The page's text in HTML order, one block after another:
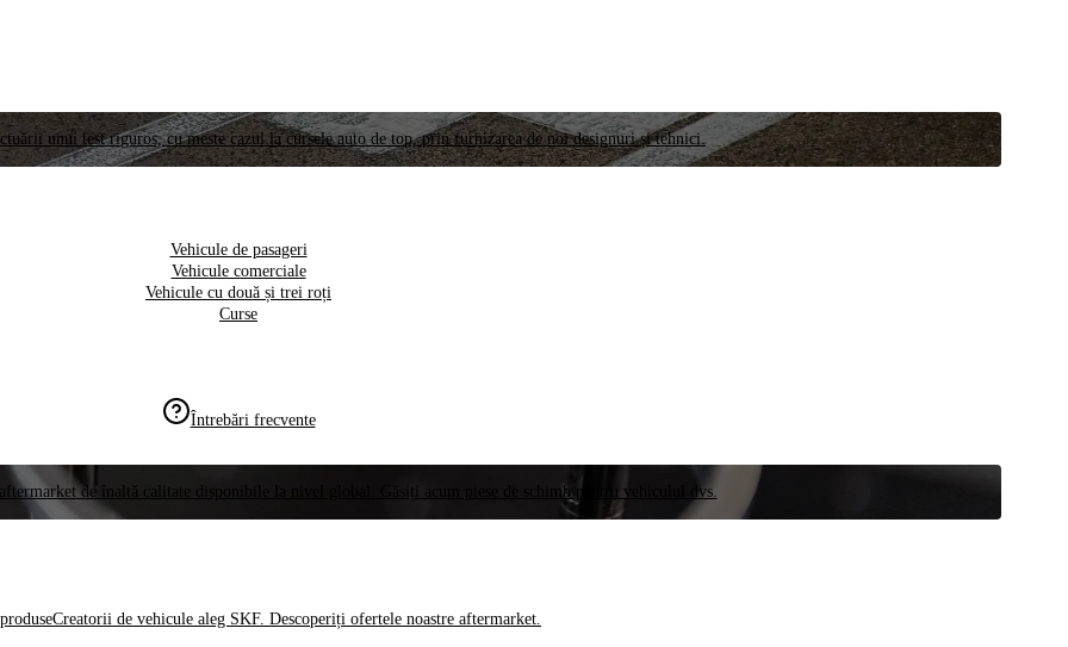
unui test riguros, cu meste cazul la cursele auto de top, prin furnizarea de noi designuri și tehnici.
Vehicule de pasageri
Vehicule comerciale
Vehicule cu două și trei roți
Curse
Întrebări frecvente
de înaltă calitate disponibile la nivel global. Găsiți acum piese de schimb pentru vehiculul dvs.
Creatorii de vehicule aleg SKF. Descoperiți ofertele noastre aftermarket.